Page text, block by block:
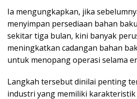
Ia mengungkapkan, jika
menyimpan persediaan bahan
sekitar tiga bulan, kini banyak
meningkatkan cadangan bahan
untuk menopang operasi selama
Langkah tersebut dinilai penting
industri yang memiliki